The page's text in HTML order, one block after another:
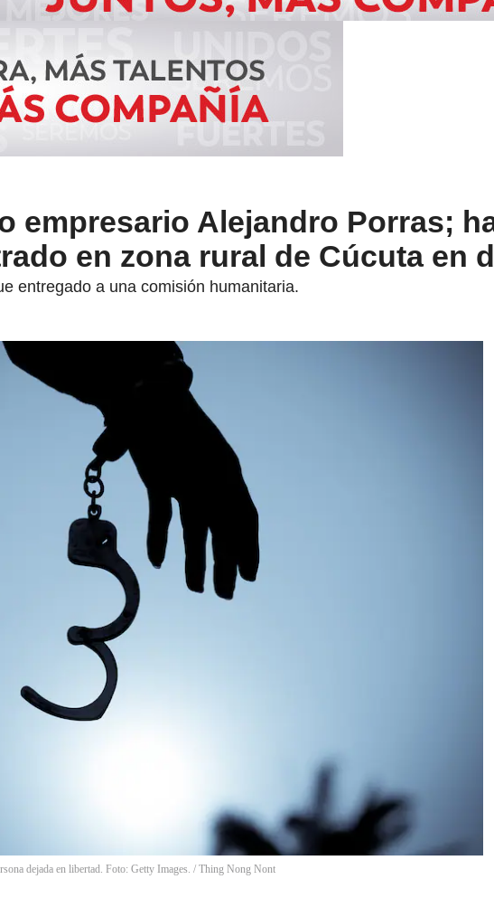
empresario Alejandro Porras;
en zona rural de Cúcuta en
entregado a una comisión humanitaria.
dejada en libertad. Foto: Getty Images. / Thing Nong Nont